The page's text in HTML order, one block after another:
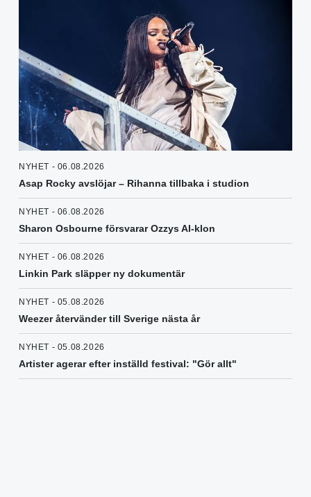
NYHET - 06.08.2026
Asap Rocky avslöjar – Rihanna tillbaka i studion
NYHET - 06.08.2026
Sharon Osbourne försvarar Ozzys AI-klon
NYHET - 06.08.2026
Linkin Park släpper ny dokumentär
NYHET - 05.08.2026
Weezer återvänder till Sverige nästa år
NYHET - 05.08.2026
Artister agerar efter inställd festival: "Gör allt"